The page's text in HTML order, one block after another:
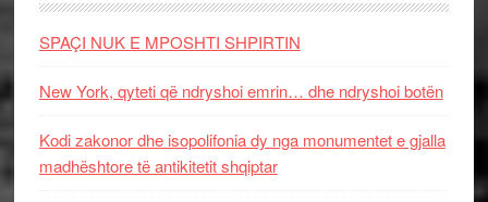
SPAÇI NUK E MPOSHTI SHPIRTIN
New York, qyteti që ndryshoi emrin… dhe ndryshoi botën
Kodi zakonor dhe isopolifonia dy nga monumentet e gjalla
madhështore të antikitetit shqiptar